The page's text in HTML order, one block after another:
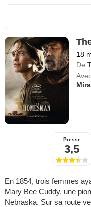
18
De
Presse
3,5
En 1854, trois femmes
Mary Bee Cuddy, une
Nebraska. Sur sa route